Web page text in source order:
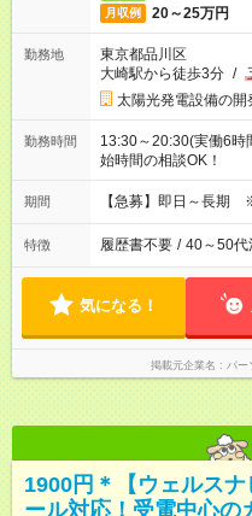
月収例 20～25万円
勤務地
東京都品川区
大崎駅から徒歩3分 /
太陽光発電設備の開
勤務時間
13:30～20:30(実働6
始時間の相談OK！
期間 【急募】即日～長期
特徴 履歴書不要 / 40～50代
気になる！
掲載元企業名 パー
1900円＊【ウェルス
ール対応！受電中心の